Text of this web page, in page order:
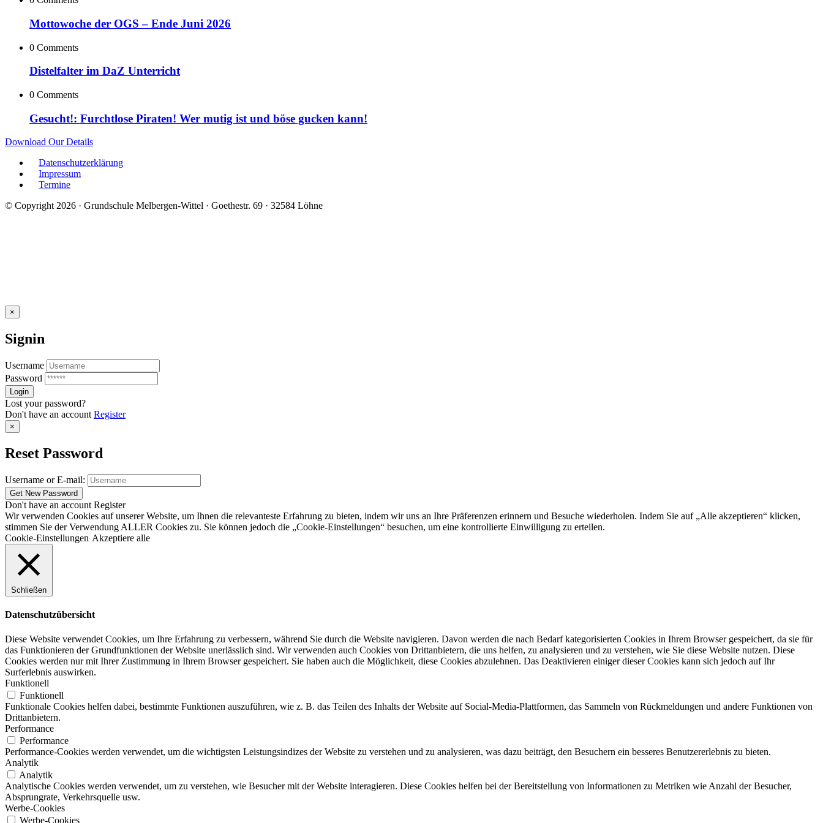
Mottowoche der OGS – Ende Juni 2026
0 Comments
Distelfalter im DaZ Unterricht
0 Comments
Gesucht!: Furchtlose Piraten! Wer mutig ist und böse gucken kann!
Download Our Details
Datenschutzerklärung
Impressum
Termine
© Copyright 2026 · Grundschule Melbergen-Wittel · Goethestr. 69 · 32584 Löhne
×
Signin
Username
Password
Lost your password?
Don't have an account Register
×
Reset Password
Username or E-mail:
Don't have an account Register
Wir verwenden Cookies auf unserer Website, um Ihnen die relevanteste Erfahrung zu bieten, indem wir uns an Ihre Präferenzen erinnern und Besuche wiederholen. Indem Sie auf „Alle akzeptieren“ klicken,
stimmen Sie der Verwendung ALLER Cookies zu. Sie können jedoch die „Cookie-Einstellungen“ besuchen, um eine kontrollierte Einwilligung zu erteilen.
Cookie-Einstellungen Akzeptiere alle
Schließen
Datenschutzübersicht
Diese Website verwendet Cookies, um Ihre Erfahrung zu verbessern, während Sie durch die Website navigieren. Davon werden die nach Bedarf kategorisierten Cookies in Ihrem Browser gespeichert, da sie für
das Funktionieren der Grundfunktionen der Website unerlässlich sind. Wir verwenden auch Cookies von Drittanbietern, die uns helfen, zu analysieren und zu verstehen, wie Sie diese Website nutzen. Diese
Cookies werden nur mit Ihrer Zustimmung in Ihrem Browser gespeichert. Sie haben auch die Möglichkeit, diese Cookies abzulehnen. Das Deaktivieren einiger dieser Cookies kann sich jedoch auf Ihr
Surferlebnis auswirken.
Funktionell
Funktionell
Funktionale Cookies helfen dabei, bestimmte Funktionen auszuführen, wie z. B. das Teilen des Inhalts der Website auf Social-Media-Plattformen, das Sammeln von Rückmeldungen und andere Funktionen von
Drittanbietern.
Performance
Performance
Performance-Cookies werden verwendet, um die wichtigsten Leistungsindizes der Website zu verstehen und zu analysieren, was dazu beiträgt, den Besuchern ein besseres Benutzererlebnis zu bieten.
Analytik
Analytik
Analytische Cookies werden verwendet, um zu verstehen, wie Besucher mit der Website interagieren. Diese Cookies helfen bei der Bereitstellung von Informationen zu Metriken wie Anzahl der Besucher,
Absprungrate, Verkehrsquelle usw.
Werbe-Cookies
Werbe-Cookies